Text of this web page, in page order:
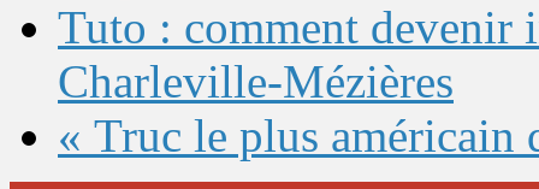
Tuto : comment devenir
Charleville-Mézières
« Truc le plus américain